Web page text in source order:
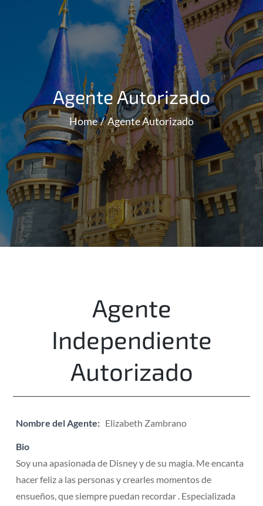
Agente Autorizado
Home Agente Autorizado
Agente
Independiente
Autorizado
Nombre del Agente: Elizabeth Zambrano
Bio
Soy una apasionada de Disney y de su magia. Me encanta
hacer feliz a las personas y crearles momentos de
ensueños, que siempre puedan recordar . Especializada